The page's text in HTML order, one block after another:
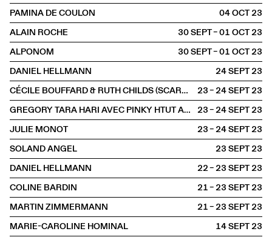
PAMINA DE COULON
04 OCT2023
ALAIN ROCHE
30 SEPT – 01 OCT2023
ALPONOM
30 SEPT – 01 OCT2023
DANIEL HELLMANN
24 SEPT2023
CÉCILE BOUFFARD & RUTH CHILDS (SCARLETT'S)
23 – 24 SEPT2023
GREGORY TARA HARI AVEC PINKY HTUT AUNG
23 – 24 SEPT2023
JULIE MONOT
23 – 24 SEPT2023
SOLAND ANGEL
23 SEPT2023
DANIEL HELLMANN
22 – 23 SEPT2023
COLINE BARDIN
21 – 23 SEPT2023
MARTIN ZIMMERMANN
21 – 23 SEPT2023
MARIE-CAROLINE HOMINAL
14 SEPT2023